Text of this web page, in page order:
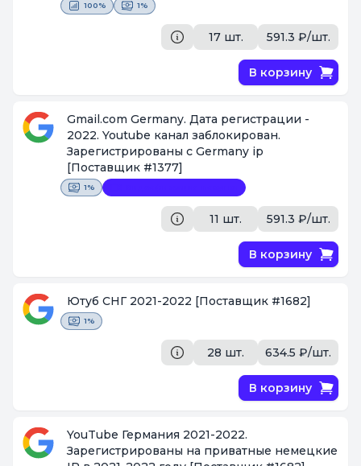
100% 1%
17 шт. 591.3 ₽/шт.
В корзину
Gmail.com Germany. Дата регистрации -
2022. Youtube канал заблокирован.
Зарегистрированы с Germany ip
[Поставщик #1377]
1%
11 шт. 591.3 ₽/шт.
В корзину
Ютуб СНГ 2021-2022 [Поставщик #1682]
1%
28 шт. 634.5 ₽/шт.
В корзину
YouTube Германия 2021-2022.
Зарегистрированы на приватные немецкие